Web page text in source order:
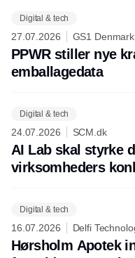
Digital & tech
27.07.2026 GS1 Denmark
PPWR stiller nye
emballagedata
Digital & tech
24.07.2026 SCM.dk
AI Lab skal styrke
virksomheders
Digital & tech
16.07.2026 Delfi
Hørsholm Apotek